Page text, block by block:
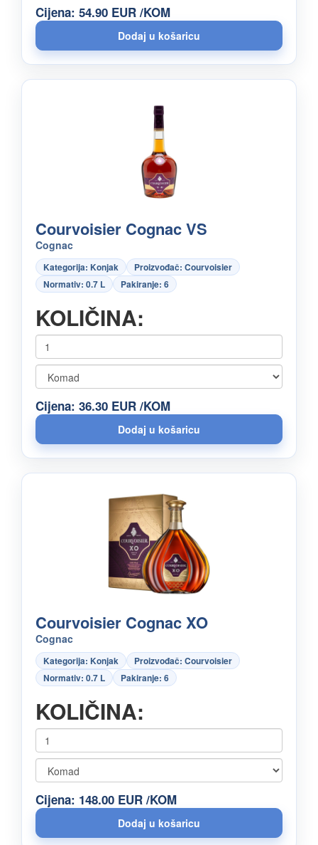
Cijena: 54.90 EUR /KOM
Courvoisier Cognac VS
Cognac
Kategorija: Konjak
Proizvođač: Courvoisier
Normativ: 0.7 L
Pakiranje: 6
KOLIČINA:
Cijena: 36.30 EUR /KOM
Courvoisier Cognac XO
Cognac
Kategorija: Konjak
Proizvođač: Courvoisier
Normativ: 0.7 L
Pakiranje: 6
KOLIČINA:
Cijena: 148.00 EUR /KOM